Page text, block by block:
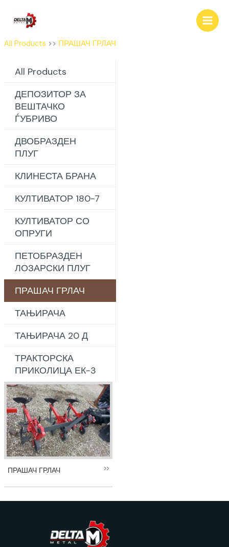
content
All Products >> ПРАШАЧ ГРЛАЧ
All Products
ДЕПОЗИТОР ЗА
ВЕШТАЧКО
ЃУБРИВО
ДВОБРАЗДЕН
ПЛУГ
КЛИНЕСТА БРАНА
КУЛТИВАТОР 180-7
КУЛТИВАТОР СО
ОПРУГИ
ПЕТОБРАЗДЕН
ЛОЗАРСКИ ПЛУГ
ПРАШАЧ ГРЛАЧ
ТАЊИРАЧА
ТАЊИРАЧА 20 Д
ТРАКТОРСКА
ПРИКОЛИЦА ЕК-3
ПРАШАЧ ГРЛАЧ